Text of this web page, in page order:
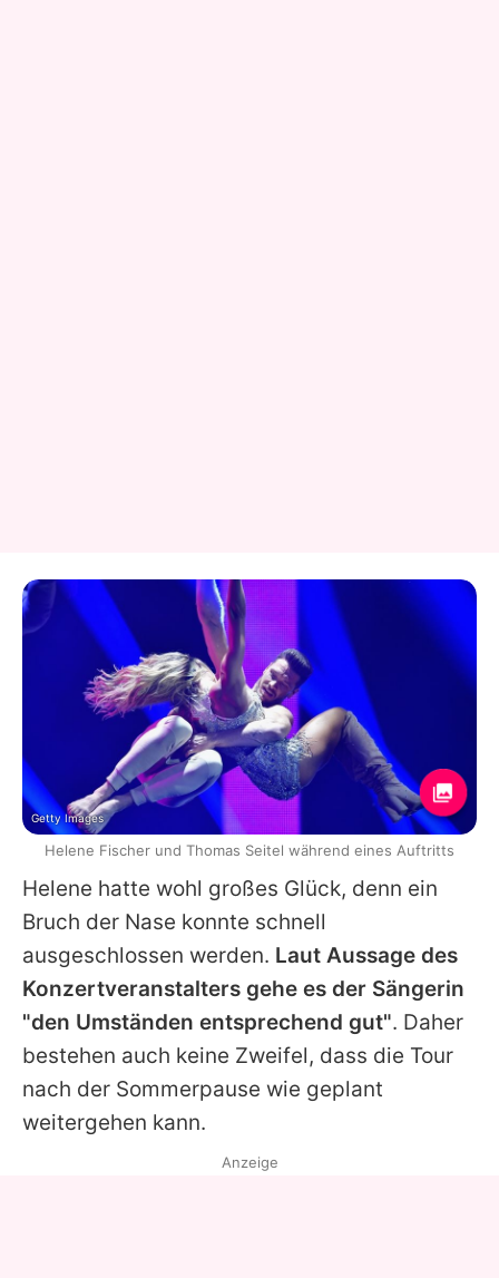
Helene hatte wohl großes Glück, denn ein
Bruch der Nase konnte schnell
ausgeschlossen werden. Laut Aussage des
Konzertveranstalters gehe es der Sängerin
"den Umständen entsprechend gut". Daher
bestehen auch keine Zweifel, dass die Tour
nach der Sommerpause wie geplant
weitergehen kann.
Getty Images
Helene Fischer und Thomas Seitel während eines Auftritts
Anzeige